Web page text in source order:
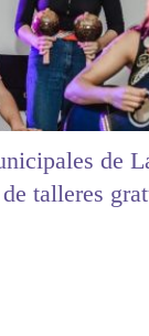
de
talleres